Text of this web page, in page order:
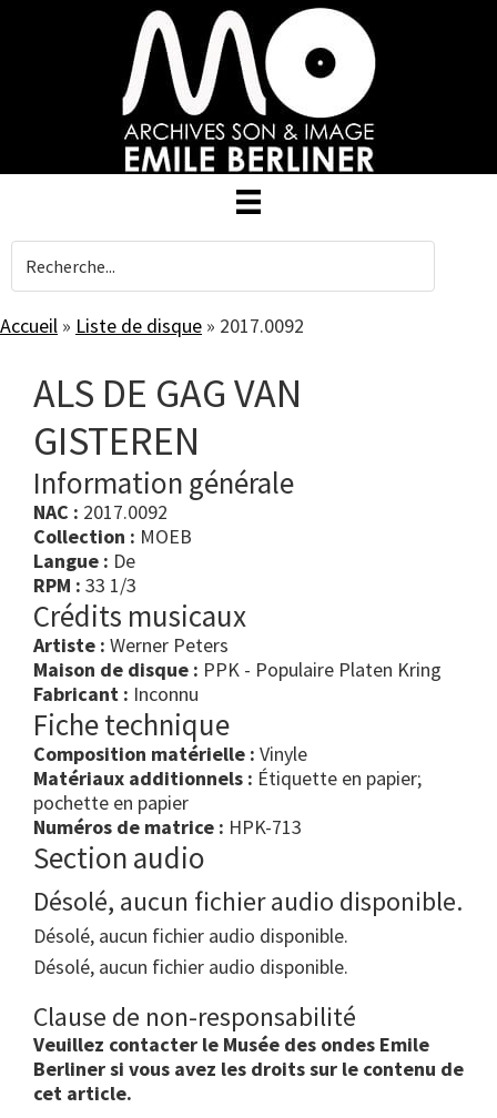
Accueil » Liste de disque » 2017.0092
ALS DE GAG VAN
GISTEREN
Information générale
NAC : 2017.0092
Collection : MOEB
Langue : De
RPM : 33 1/3
Crédits musicaux
Artiste : Werner Peters
Maison de disque : PPK - Populaire Platen Kring
Fabricant : Inconnu
Fiche technique
Composition matérielle : Vinyle
Matériaux additionnels : Étiquette en papier;
pochette en papier
Numéros de matrice : HPK-713
Section audio
Désolé, aucun fichier audio disponible.
Désolé, aucun fichier audio disponible.
Désolé, aucun fichier audio disponible.
Clause de non-responsabilité
Veuillez contacter le Musée des ondes Emile
Berliner si vous avez les droits sur le contenu de
cet article.